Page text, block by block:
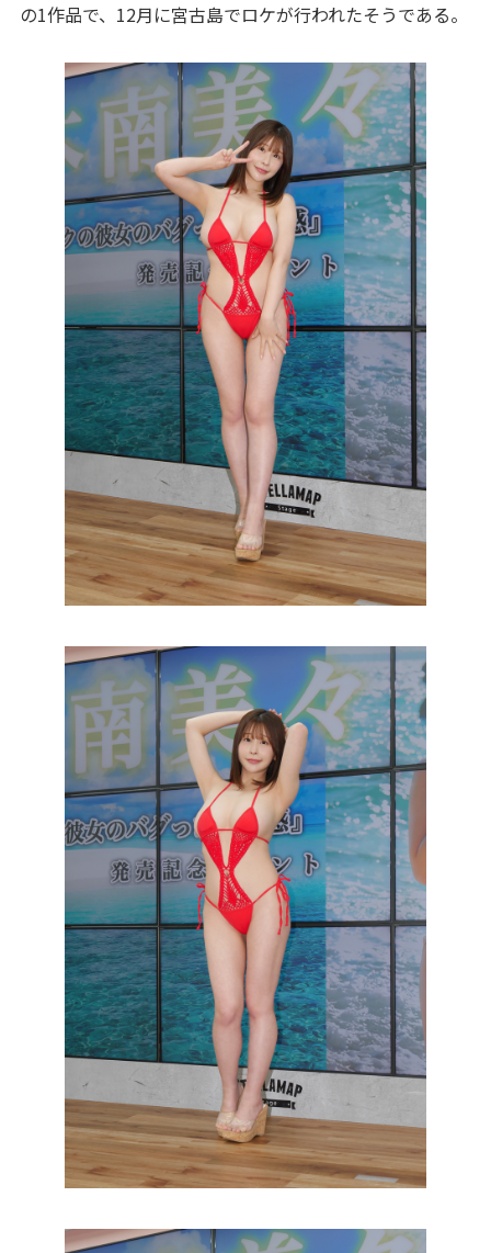
の1作品で、12月に宮古島でロケが行われたそうである。